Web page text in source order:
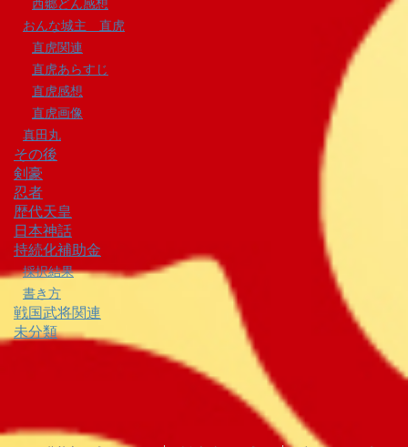
西郷どん感想
おんな城主 直虎
直虎関連
直虎あらすじ
直虎感想
直虎画像
真田丸
その後
剣豪
忍者
歴代天皇
日本神話
持続化補助金
採択結果
書き方
戦国武将関連
未分類